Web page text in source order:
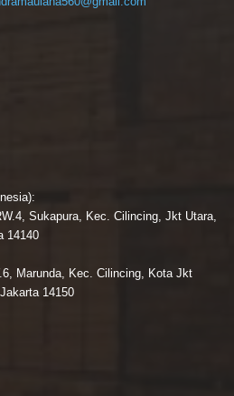
Sukapura, Kec. Cilincing, Jkt Utara,
14140
Marunda, Kec. Cilincing, Kota Jkt
14150